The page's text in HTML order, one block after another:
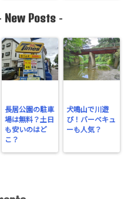
New Posts -
長居公園の駐車
場は無料？土日
も安いのはど
こ？
犬鳴山で川遊
び！バーベキュ
ーも人気？